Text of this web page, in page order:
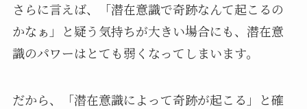
さらに言えば、「潜在意識で奇跡なんて起こるの
かなぁ」と疑う気持ちが大きい場合にも、潜在意
識のパワーはとても弱くなってしまいます。
だから、「潜在意識によって奇跡が起こる」と確